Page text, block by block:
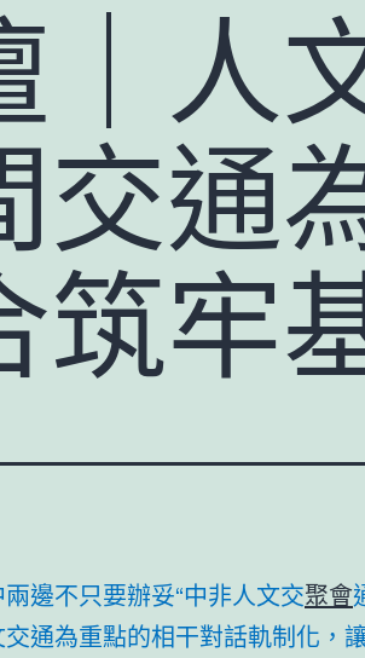
｜人
交通
筑牢
邊不只要辦妥“中非人文交聚會
通為重點的相干對話軌制化，